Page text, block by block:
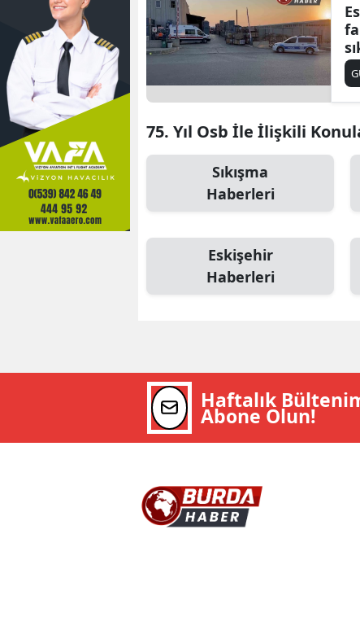
75. Yıl Osb İle İlişkili
Sıkışma
Haberleri
Eskişehir
Haberleri
Haftalık
Abone Olun!